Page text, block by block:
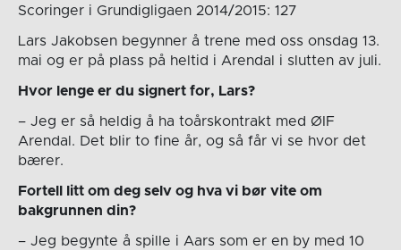
Scoringer i Grundigligaen 2014/2015: 127
Lars Jakobsen begynner å trene med oss onsdag 13.
mai og er på plass på heltid i Arendal i slutten av juli.
Hvor lenge er du signert for, Lars?
– Jeg er så heldig å ha toårskontrakt med ØIF
Arendal. Det blir to fine år, og så får vi se hvor det
bærer.
Fortell litt om deg selv og hva vi bør vite om
bakgrunnen din?
– Jeg begynte å spille i Aars som er en by med 10